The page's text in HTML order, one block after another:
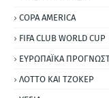
COPA AMERICA
FIFA CLUB WORLD CUP
ΕΥΡΩΠΑΪΚΑ
ΛΟΤΤΟ ΚΑΙ ΤΖΟΚΕΡ